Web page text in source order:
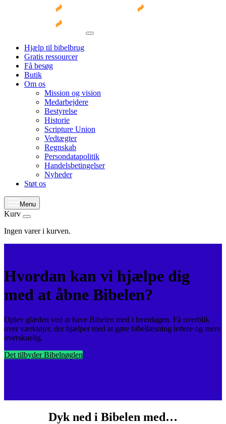
Hjælp til bibelbrug
Gratis ressourcer
Få besøg
Butik
Om os
Mission og vision
Medarbejdere
Bestyrelse
Historie
Scripture Union
Vedtægter
Regnskab
Persondatapolitik
Handelsbetingelser
Nyheder
Støt os
Menu
Kurv
Ingen varer i kurven.
Hvordan kan vi hjælpe dig
med at åbne Bibelen?
Oplev glæden ved at have Bibelen med i hverdagen. Få overblik
over værktøjer, der hjælper med at gøre bibellæsning lettere og mere
overskuelig.
Det tilbyder Bibelnøglen
Dyk ned i Bibelen med…